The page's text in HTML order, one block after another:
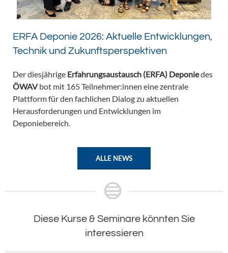
ERFA Deponie 2026: Aktuelle Entwicklungen,
Technik und Zukunftsperspektiven
Der diesjährige Erfahrungsaustausch (ERFA) Deponiedes
ÖWAVbot mit 165 Teilnehmer:innen eine zentrale
Plattform für den fachlichen Dialog zu aktuellen
Herausforderungen und Entwicklungen im
Deponiebereich.
ALLE NEWS
Diese Kurse & Seminare könnten Sie
interessieren